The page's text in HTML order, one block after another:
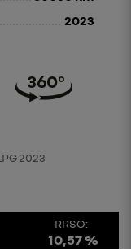
2023
RRSO:
10,57 %